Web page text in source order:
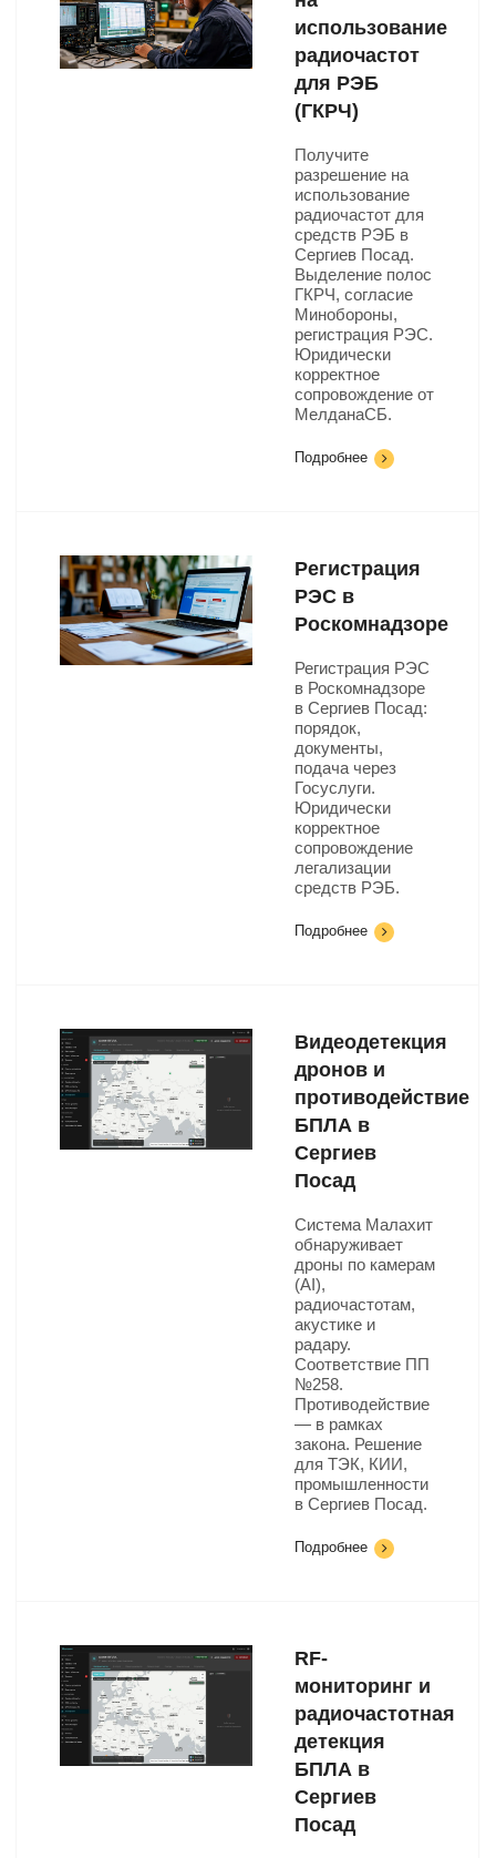
использование
радиочастот
для РЭБ
(ГКРЧ)
Получите
разрешение на
использование
радиочастот для
средств РЭБ в
Сергиев Посад.
Выделение полос
ГКРЧ, согласие
Минобороны,
регистрация РЭС.
Юридически
корректное
сопровождение от
МелданаСБ.
Подробнее
Регистрация
РЭС в
Роскомнадзоре
Регистрация РЭС
в Роскомнадзоре
в Сергиев Посад:
порядок,
документы,
подача через
Госуслуги.
Юридически
корректное
сопровождение
легализации
средств РЭБ.
Подробнее
Видеодетекция
дронов и
противодействие
БПЛА в
Сергиев
Посад
Система Малахит
обнаруживает
дроны по камерам
(AI),
радиочастотам,
акустике и
радару.
Соответствие ПП
№258.
Противодействие
— в рамках
закона. Решение
для ТЭК, КИИ,
промышленности
в Сергиев Посад.
Подробнее
RF-
мониторинг и
радиочастотная
детекция
БПЛА в
Сергиев
Посад